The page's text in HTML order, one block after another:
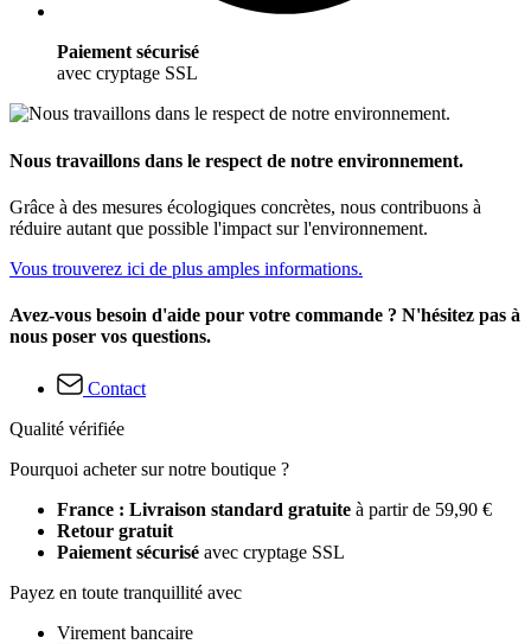
Paiement sécurisé
avec cryptage SSL
Nous travaillons dans le respect de notre environnement.
Grâce à des mesures écologiques concrètes, nous contribuons à
réduire autant que possible l'impact sur l'environnement.
Vous trouverez ici de plus amples informations.
Avez-vous besoin d'aide pour votre commande ? N'hésitez pas à
nous poser vos questions.
Contact
Qualité vérifiée
Pourquoi acheter sur notre boutique ?
France : Livraison standard gratuite à partir de 59,90 €
Retour gratuit
Paiement sécurisé avec cryptage SSL
Payez en toute tranquillité avec
Virement bancaire